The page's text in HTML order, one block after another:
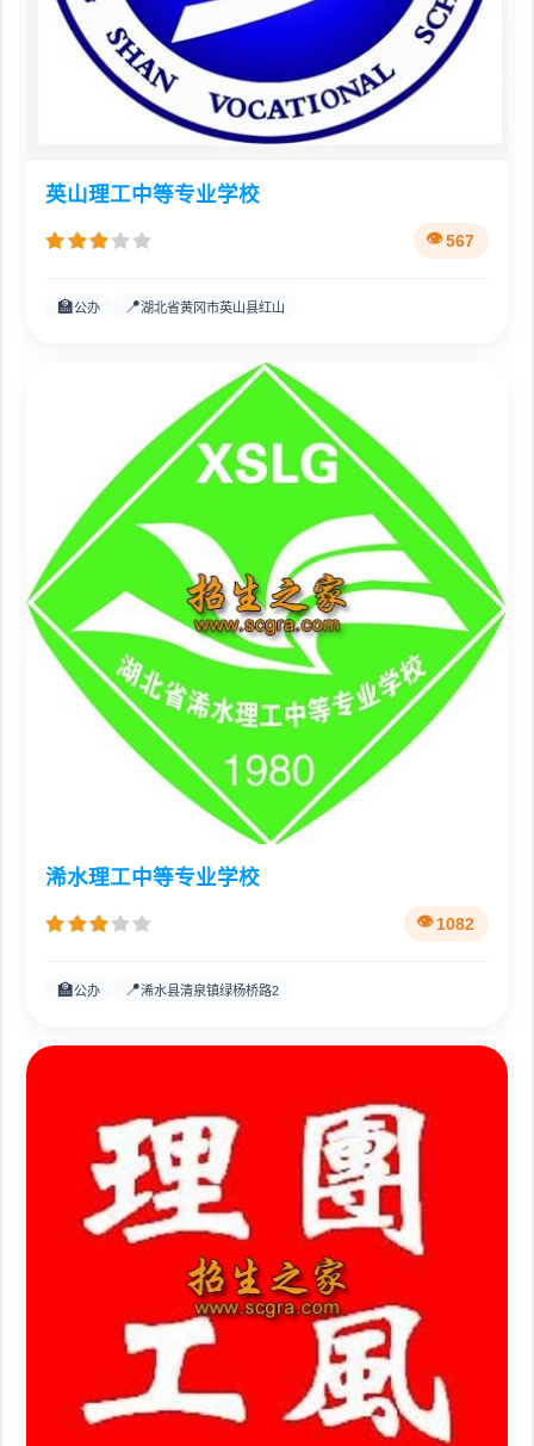
英山理工中等专业学校
567
🏫公办 📍湖北省黄冈市英山县红山
浠水理工中等专业学校
1082
🏫公办 📍浠水县清泉镇绿杨桥路2